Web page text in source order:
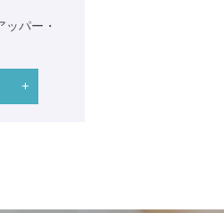
パー・